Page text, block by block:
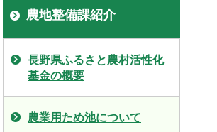
農地整備課紹介
長野県ふるさと農村活性化
基金の概要
農業用ため池について